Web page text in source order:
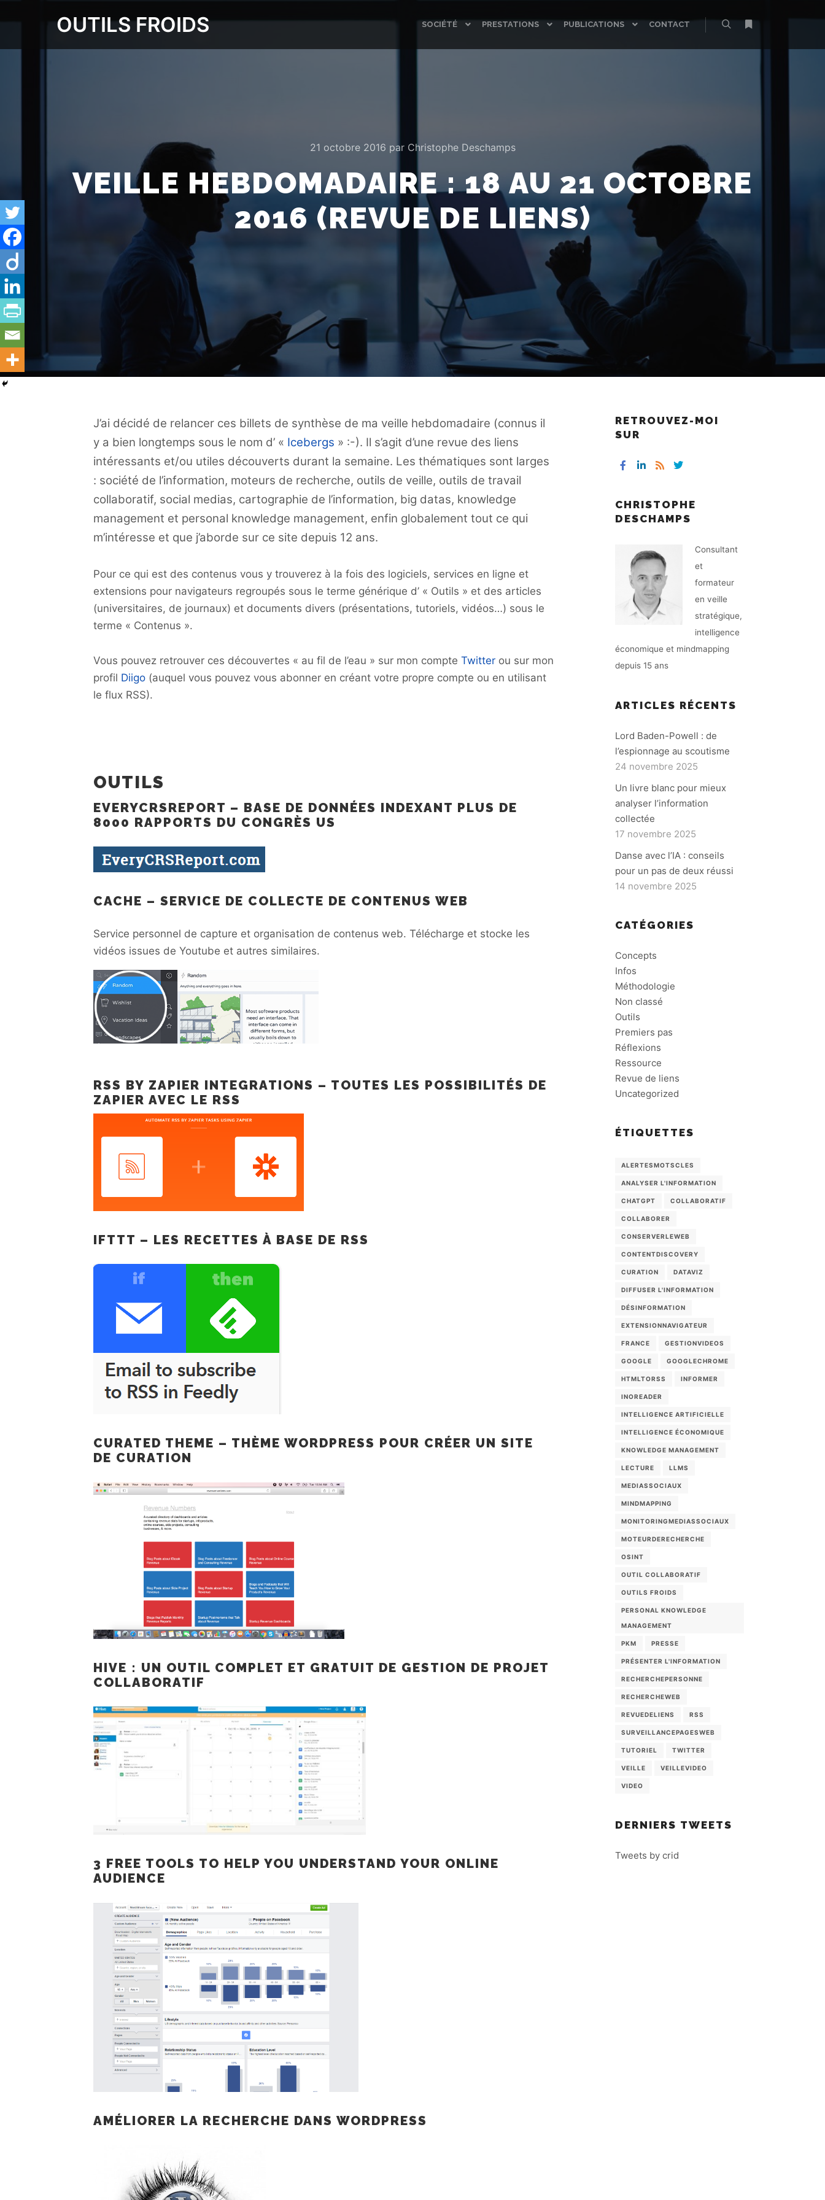
OUTILS FROIDS SOCIÉTÉ PRESTATIONS PUBLICATIONS
CONTACT
21 octobre 2016 par Christophe Deschamps
VEILLE HEBDOMADAIRE : 18 AU 21 OCTOBRE
2016 (REVUE DE LIENS)
J’ai décidé de relancer ces billets de synthèse de ma veille hebdomadaire (connus il
y a bien longtemps sous le nom d’ « Icebergs » :-). Il s’agit d’une revue des liens
intéressants et/ou utiles découverts durant la semaine. Les thématiques sont larges
: société de l’information, moteurs de recherche, outils de veille, outils de travail
collaboratif, social medias, cartographie de l’information, big datas, knowledge
management et personal knowledge management, enfin globalement tout ce qui
m’intéresse et que j’aborde sur ce site depuis 12 ans.
Pour ce qui est des contenus vous y trouverez à la fois des logiciels, services en ligne et
extensions pour navigateurs regroupés sous le terme générique d’ « Outils » et des articles
(universitaires, de journaux) et documents divers (présentations, tutoriels, vidéos…) sous le
terme « Contenus ».
Vous pouvez retrouver ces découvertes « au fil de l’eau » sur mon compte Twitter ou sur mon
profil Diigo (auquel vous pouvez vous abonner en créant votre propre compte ou en utilisant
le flux RSS).
OUTILS
EVERYCRSREPORT – BASE DE DONNÉES INDEXANT PLUS DE
8000 RAPPORTS DU CONGRÈS US
CACHE – SERVICE DE COLLECTE DE CONTENUS WEB
Service personnel de capture et organisation de contenus web. Télécharge et stocke les
vidéos issues de Youtube et autres similaires.
RSS BY ZAPIER INTEGRATIONS – TOUTES LES POSSIBILITÉS DE
ZAPIER AVEC LE RSS
IFTTT – LES RECETTES À BASE DE RSS
CURATED THEME – THÈME WORDPRESS POUR CRÉER UN SITE
DE CURATION
HIVE : UN OUTIL COMPLET ET GRATUIT DE GESTION DE PROJET
COLLABORATIF
3 FREE TOOLS TO HELP YOU UNDERSTAND YOUR ONLINE
AUDIENCE
AMÉLIORER LA RECHERCHE DANS WORDPRESS
RETROUVEZ-MOI
SUR
CHRISTOPHE
DESCHAMPS
Consultant
et
formateur
en veille
stratégique,
intelligence
économique et mindmapping
depuis 15 ans
ARTICLES RÉCENTS
Lord Baden-Powell : de
l’espionnage au scoutisme
24 novembre 2025
Un livre blanc pour mieux
analyser l’information
collectée
17 novembre 2025
Danse avec l’IA : conseils
pour un pas de deux réussi
14 novembre 2025
CATÉGORIES
Concepts
Infos
Méthodologie
Non classé
Outils
Premiers pas
Réflexions
Ressource
Revue de liens
Uncategorized
ÉTIQUETTES
ALERTESMOTSCLES
ANALYSER L'INFORMATION
CHATGPT COLLABORATIF
COLLABORER
CONSERVERLEWEB
CONTENTDISCOVERY
CURATION DATAVIZ
DIFFUSER L'INFORMATION
DÉSINFORMATION
EXTENSIONNAVIGATEUR
FRANCE GESTIONVIDEOS
GOOGLE GOOGLECHROME
HTMLTORSS INFORMER
INOREADER
INTELLIGENCE ARTIFICIELLE
INTELLIGENCE ÉCONOMIQUE
KNOWLEDGE MANAGEMENT
LECTURE LLMS
MEDIASSOCIAUX
MINDMAPPING
MONITORINGMEDIASSOCIAUX
MOTEURDERECHERCHE
OSINT
OUTIL COLLABORATIF
OUTILS FROIDS
PERSONAL KNOWLEDGE
MANAGEMENT
PKM PRESSE
PRÉSENTER L'INFORMATION
RECHERCHEPERSONNE
RECHERCHEWEB
REVUEDELIENS RSS
SURVEILLANCEPAGESWEB
TUTORIEL TWITTER
VEILLE VEILLEVIDEO
VIDEO
DERNIERS TWEETS
Tweets by crid